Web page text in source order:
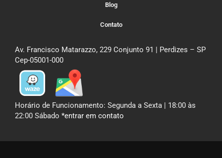
Blog
Contato
Av. Francisco Matarazzo, 229 Conjunto 91 | Perdizes – SP
Cep-05001-000
Horário de Funcionamento: Segunda a Sexta | 18:00 às
22:00 Sábado *entrar em contato